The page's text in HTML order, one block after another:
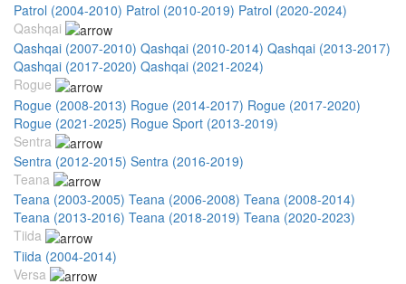
Patrol (2004-2010) Patrol (2010-2019) Patrol (2020-2024)
Qashqai
Qashqai (2007-2010) Qashqai (2010-2014) Qashqai (2013-2017)
Qashqai (2017-2020) Qashqai (2021-2024)
Rogue
Rogue (2008-2013) Rogue (2014-2017) Rogue (2017-2020)
Rogue (2021-2025) Rogue Sport (2013-2019)
Sentra
Sentra (2012-2015) Sentra (2016-2019)
Teana
Teana (2003-2005) Teana (2006-2008) Teana (2008-2014)
Teana (2013-2016) Teana (2018-2019) Teana (2020-2023)
Tiida
Tiida (2004-2014)
Versa